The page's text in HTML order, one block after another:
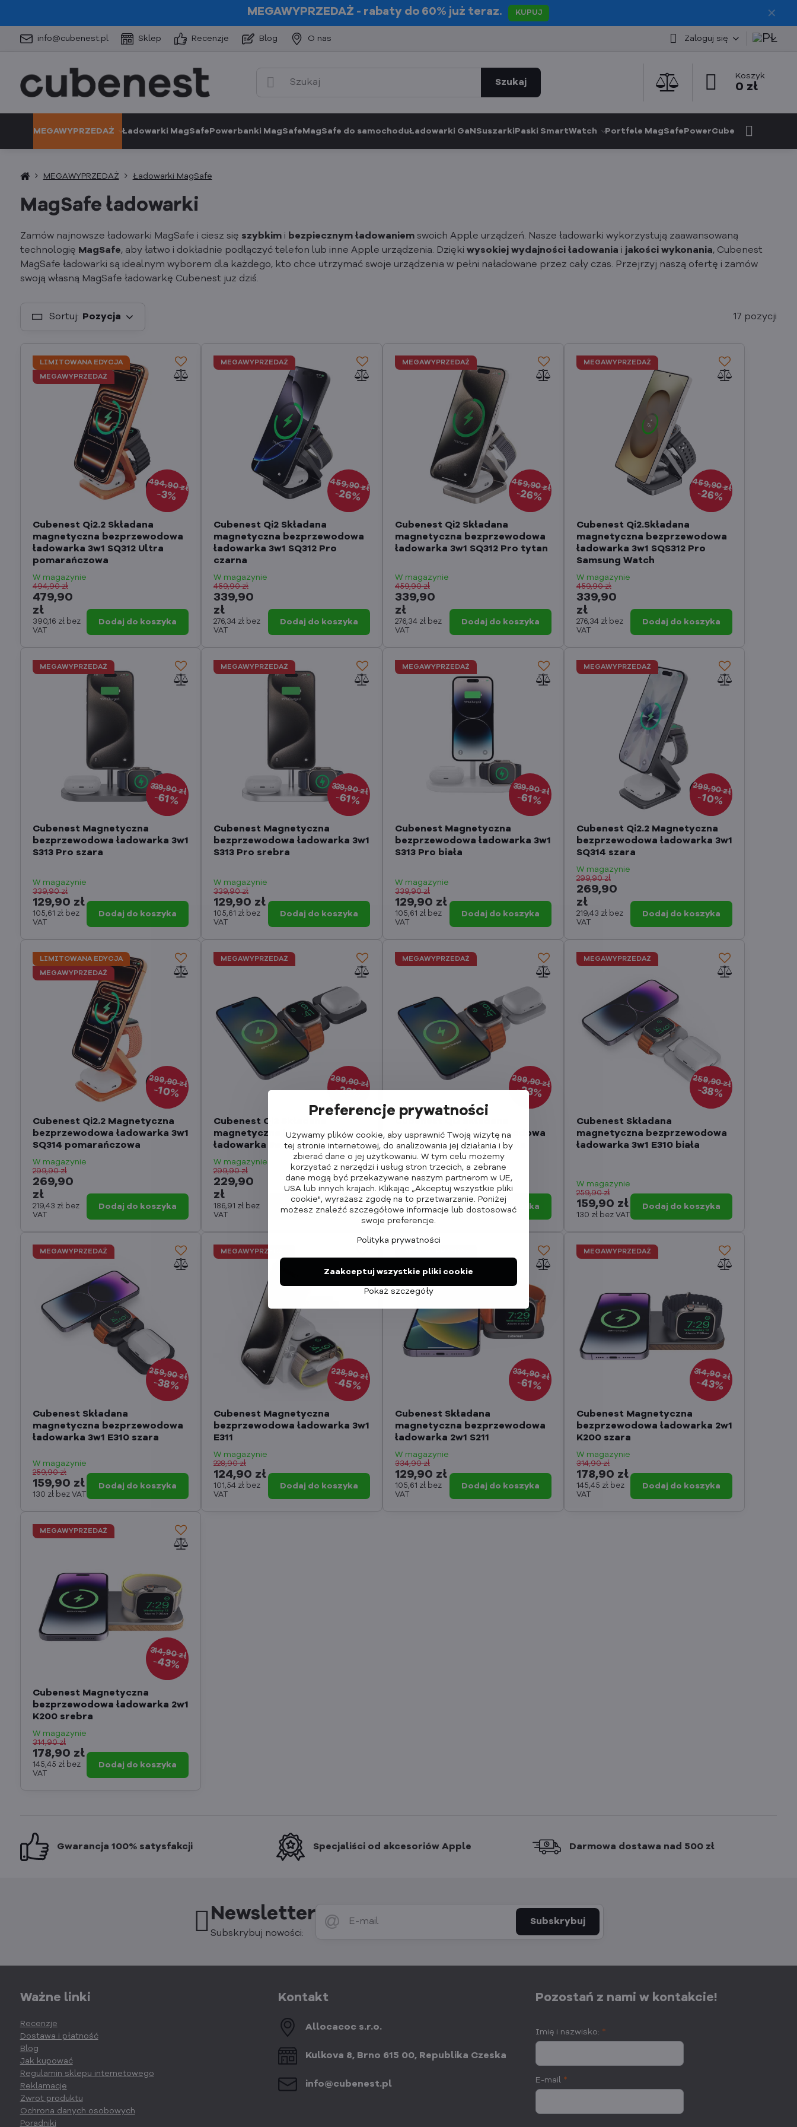
✕
MEGAWYPRZEDAŻ - rabaty do 60% już teraz. KUPUJ
info@cubenest.pl Sklep Recenzje Blog O nas Zaloguj się
Szukaj
Koszyk
0 zł
MEGAWYPRZEDAŻ Ładowarki MagSafe Powerbanki MagSafe MagSafe do samochoduŁadowarki GaN Suszarki Paski SmartWatch Portfele MagSafe PowerCube
MEGAWYPRZEDAŻ Ładowarki MagSafe
MagSafe ładowarki
Zamów najnowsze ładowarki MagSafe i ciesz się szybkimi bezpiecznym ładowaniemswoich Apple urządzeń. Nasze ładowarki wykorzystują zaawansowaną
technologię MagSafe, aby łatwo i dokładnie podłączyć telefon lub inne Apple urządzenia. Dzięki wysokiej wydajności ładowania i jakości wykonania, Cubenest
MagSafe ładowarki są idealnym wyborem dla każdego, kto chce utrzymać swoje urządzenia w pełni naładowane przez cały czas. Przejrzyj naszą ofertę i zamów
swoją własną MagSafe ładowarkę Cubenest już dziś.
Sortuj: Pozycja 17 pozycji
494,90 zł
3%
LIMITOWANA EDYCJA
MEGAWYPRZEDAŻ
Cubenest Qi2.2 Składana
magnetyczna bezprzewodowa
ładowarka 3w1 SQ312 Ultra
pomarańczowa
W magazynie
479,90
zł
390,16 zł bez
VAT
494,90 zł
Dodaj do koszyka
459,90 zł
26%
MEGAWYPRZEDAŻ
Cubenest Qi2 Składana
magnetyczna bezprzewodowa
ładowarka 3w1 SQ312 Pro
czarna
W magazynie
339,90
zł
276,34 zł bez
VAT
459,90 zł
Dodaj do koszyka
459,90 zł
26%
MEGAWYPRZEDAŻ
Cubenest Qi2 Składana
magnetyczna bezprzewodowa
ładowarka 3w1 SQ312 Pro tytan
W magazynie
339,90
zł
276,34 zł bez
VAT
459,90 zł
Dodaj do koszyka
459,90 zł
26%
MEGAWYPRZEDAŻ
Cubenest Qi2.Składana
magnetyczna bezprzewodowa
ładowarka 3w1 SQS312 Pro
Samsung Watch
W magazynie
339,90
zł
276,34 zł bez
VAT
459,90 zł
Dodaj do koszyka
339,90 zł
61%
MEGAWYPRZEDAŻ
Cubenest Magnetyczna
bezprzewodowa ładowarka 3w1
S313 Pro szara
W magazynie
129,90 zł
105,61 zł bez
VAT
339,90 zł
Dodaj do koszyka
339,90 zł
61%
MEGAWYPRZEDAŻ
Cubenest Magnetyczna
bezprzewodowa ładowarka 3w1
S313 Pro srebra
W magazynie
129,90 zł
105,61 zł bez
VAT
339,90 zł
Dodaj do koszyka
339,90 zł
61%
MEGAWYPRZEDAŻ
Cubenest Magnetyczna
bezprzewodowa ładowarka 3w1
S313 Pro biała
W magazynie
129,90 zł
105,61 zł bez
VAT
339,90 zł
Dodaj do koszyka
299,90 zł
10%
MEGAWYPRZEDAŻ
Cubenest Qi2.2 Magnetyczna
bezprzewodowa ładowarka 3w1
SQ314 szara
W magazynie
269,90
zł
219,43 zł bez
VAT
299,90 zł
Dodaj do koszyka
299,90 zł
10%
LIMITOWANA EDYCJA
MEGAWYPRZEDAŻ
Cubenest Qi2.2 Magnetyczna
bezprzewodowa ładowarka 3w1
SQ314 pomarańczowa
W magazynie
269,90
zł
219,43 zł bez
VAT
299,90 zł
Dodaj do koszyka
299,90 zł
23%
MEGAWYPRZEDAŻ
Cubenest Qi2 Składana
magnetyczna bezprzewodowa
ładowarka 3w1 EQ310 szara
W magazynie
229,90
zł
186,91 zł bez
VAT
299,90 zł
Dodaj do koszyka
299,90 zł
23%
MEGAWYPRZEDAŻ
Cubenest Qi2 Składana
magnetyczna bezprzewodowa
ładowarka 3w1 EQ310 biała
W magazynie
229,90
zł
186,91 zł
VAT
299,90 zł
Dodaj do koszyka
259,90 zł
38%
MEGAWYPRZEDAŻ
Cubenest Składana
magnetyczna bezprzewodowa
ładowarka 3w1 E310 biała
W magazynie
159,90 zł
130 zł bez VAT
259,90 zł
Dodaj do koszyka
259,90 zł
38%
MEGAWYPRZEDAŻ
Cubenest Składana
magnetyczna bezprzewodowa
ładowarka 3w1 E310 szara
W magazynie
159,90 zł
130 zł bez VAT
259,90 zł
Dodaj do koszyka
228,90 zł
45%
MEGAWYPRZEDAŻ
Cubenest Magnetyczna
bezprzewodowa ładowarka 3w1
E311
W magazynie
124,90 zł
101,54 zł bez
VAT
228,90 zł
Dodaj do koszyka
334,90 zł
61%
Cubenest Składana
magnetyczna bezprzewodowa
ładowarka 2w1 S211
W magazynie
129,90 zł
105,61 zł bez
VAT
334,90 zł
Dodaj do koszyka
314,90 zł
43%
MEGAWYPRZEDAŻ
Cubenest Magnetyczna
bezprzewodowa ładowarka 2w1
K200 szara
W magazynie
178,90 zł
145,45 zł bez
VAT
314,90 zł
Dodaj do koszyka
314,90 zł
43%
MEGAWYPRZEDAŻ
Cubenest Magnetyczna
bezprzewodowa ładowarka 2w1
K200 srebra
W magazynie
178,90 zł
145,45 zł bez
VAT
314,90 zł
Dodaj do koszyka
Gwarancja 100% satysfakcji Specjaliści od akcesoriów Apple Darmowa dostawa nad 500 zł
Newsletter
Subskrybuj nowości:
Subskrybuj
Ważne linki
Recenzje
Dostawa i płatność
Blog
Jak kupować
Regulamin sklepu internetowego
Reklamacje
Zwrot produktu
Ochrona danych osobowych
Poradniki
Kontakt
Allocacoc s​.r​.o​.
Kulkova 8, Brno 615 00, Republika Czeska
info​@cubenest​.pl
Pozostań z nami w kontakcie!
Imię i nazwisko: *
E-mail *
Preferencje prywatności
Używamy plików cookie, aby usprawnić Twoją wizytę na
tej stronie internetowej, do analizowania jej działania i by
zbierać dane o jej użytkowaniu. W tym celu możemy
korzystać z narzędzi i usług stron trzecich, a zebrane
dane mogą być przekazywane naszym partnerom w UE,
USA lub innych krajach. Klikając „Akceptuj wszystkie pliki
cookie", wyrażasz zgodę na to przetwarzanie. Poniżej
możesz znaleźć szczegółowe informacje lub dostosować
swoje preferencje.
Polityka prywatności
Pokaż szczegóły
Zaakceptuj wszystkie pliki cookie